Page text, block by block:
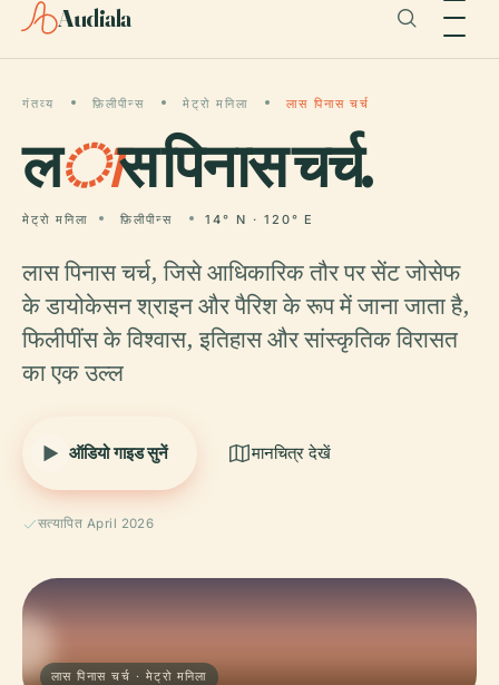
Audiala
गंतव्य फ़िलीपीन्स मेट्रो मनिला लास पिनास चर्च
लास पिनास चर्च.
मेट्रो मनिला फ़िलीपीन्स 14° N · 120° E
लास पिनास चर्च, जिसे आधिकारिक तौर पर सेंट जोसेफ
के डायोकेसन श्राइन और पैरिश के रूप में जाना जाता है,
फिलीपींस के विश्वास, इतिहास और सांस्कृतिक विरासत
का एक उल्ल
ऑडियो गाइड सुनें मानचित्र देखें
सत्यापित April 2026
लास पिनास चर्च · मेट्रो मनिला